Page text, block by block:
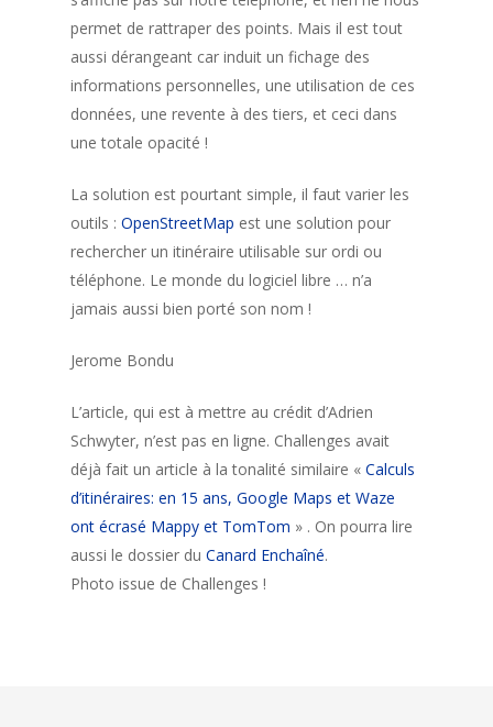
permet de rattraper des points. Mais il est tout
aussi dérangeant car induit un fichage des
informations personnelles, une utilisation de ces
données, une revente à des tiers, et ceci dans
une totale opacité !
La solution est pourtant simple, il faut varier les
outils : OpenStreetMap est une solution pour
rechercher un itinéraire utilisable sur ordi ou
téléphone. Le monde du logiciel libre … n’a
jamais aussi bien porté son nom !
Jerome Bondu
L’article, qui est à mettre au crédit d’Adrien
Schwyter, n’est pas en ligne. Challenges avait
déjà fait un article à la tonalité similaire « Calculs
d’itinéraires: en 15 ans, Google Maps et Waze
ont écrasé Mappy et TomTom » . On pourra lire
aussi le dossier du Canard Enchaîné.
Photo issue de Challenges !